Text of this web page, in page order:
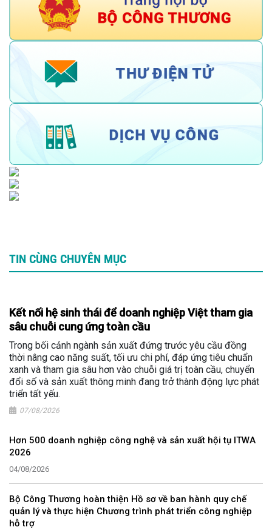
TIN CÙNG CHUYÊN MỤC
Kết nối hệ sinh thái để doanh nghiệp Việt tham gia
sâu chuỗi cung ứng toàn cầu
Trong bối cảnh ngành sản xuất đứng trước yêu cầu đồng
thời nâng cao năng suất, tối ưu chi phí, đáp ứng tiêu chuẩn
xanh và tham gia sâu hơn vào chuỗi giá trị toàn cầu, chuyển
đổi số và sản xuất thông minh đang trở thành động lực phát
triển tất yếu.
07/08/2026
Hơn 500 doanh nghiệp công nghệ và sản xuất hội tụ ITWA
2026
04/08/2026
Bộ Công Thương hoàn thiện Hồ sơ về ban hành quy chế
quản lý và thực hiện Chương trình phát triển công nghiệp
hỗ trợ